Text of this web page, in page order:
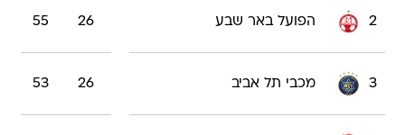
2 הפועל באר שבע 26
55
3 מכבי תל אביב 26
53